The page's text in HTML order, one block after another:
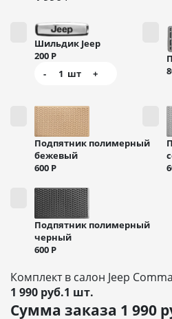
Шильдик Jeep
200 Р
-
1 шт +
Подпятник полимерный
бежевый
600 Р
Подпятник полимерный
черный
600 Р
Комплект в салон Jeep
1 990 руб.1 шт.
Сумма заказа 1 990